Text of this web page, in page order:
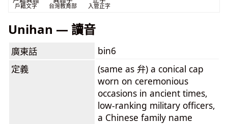
戶籍文字 台灣教育部 入管正字
Unihan — 讀音
廣東話
bin6
定義
(same as 弁) a conical cap
worn on ceremonious
occasions in ancient times,
low-ranking military officers,
a Chinese family name